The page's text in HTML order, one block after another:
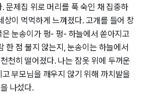
문제집 위로 머리를 푹 숙인 채 집중하
상이 먹먹하게 느껴졌다. 고개를 들어 창
은 눈송이가 펑- 펑- 하늘에서 쏟아지고
한 점 불지 않는지, 눈송이는 하늘에서
천히 떨어졌다. 나는 잠옷 위에 두꺼운
부모님을 깨우지 않기 위해 까치발을
나섰다.